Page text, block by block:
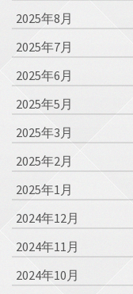
2025年8月
2025年7月
2025年6月
2025年5月
2025年3月
2025年2月
2025年1月
2024年12月
2024年11月
2024年10月